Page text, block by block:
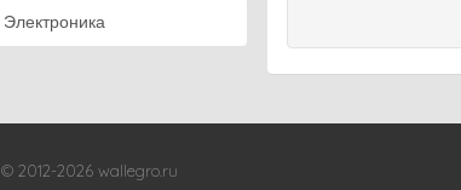
Электроника
© 2012-2026 wallegro.ru